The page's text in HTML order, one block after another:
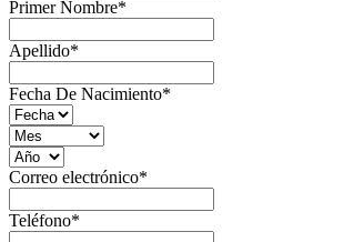
Primer Nombre*
Apellido*
Fecha De Nacimiento*
Correo electrónico*
Teléfono*